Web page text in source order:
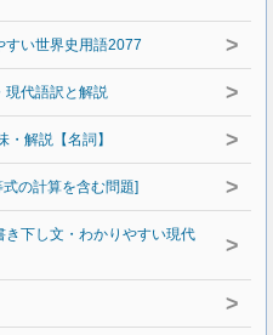
い世界史用語2077 >
現代語訳と解説 >
解説【名詞】 >
の計算を含む問題] >
下し文・わかりやすい現代
>
>